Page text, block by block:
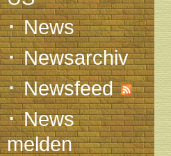
·News
·Newsarchiv
·Newsfeed
·News
melden